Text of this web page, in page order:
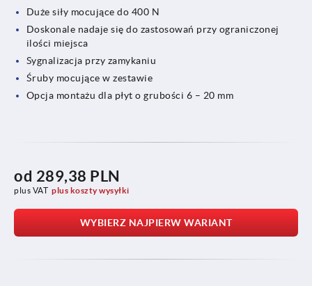
Duże siły mocujące do 400 N
Doskonale nadaje się do zastosowań przy ograniczonej
ilości miejsca
Sygnalizacja przy zamykaniu
Śruby mocujące w zestawie
Opcja montażu dla płyt o grubości 6 – 20 mm
od 289,38 PLN
plus VAT plus koszty wysyłki
WYBIERZ NAJPIERW WARIANT